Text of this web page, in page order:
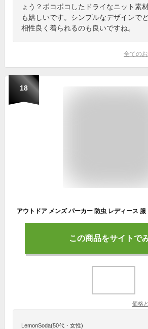
ょう？ボコボコしたドライなニット素
も嬉しいです。シンプルなデザインで
相性良く着られるのも良いですね。
全ての
18
この商品をサイトで
価格
LemonSoda(50代・女性)